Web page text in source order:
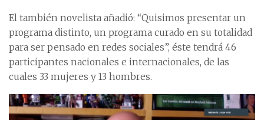
El también novelista añadió: “Quisimos presentar un
programa distinto, un programa curado en su totalidad
para ser pensado en redes sociales”, éste tendrá 46
participantes nacionales e internacionales, de las
cuales 33 mujeres y 13 hombres.